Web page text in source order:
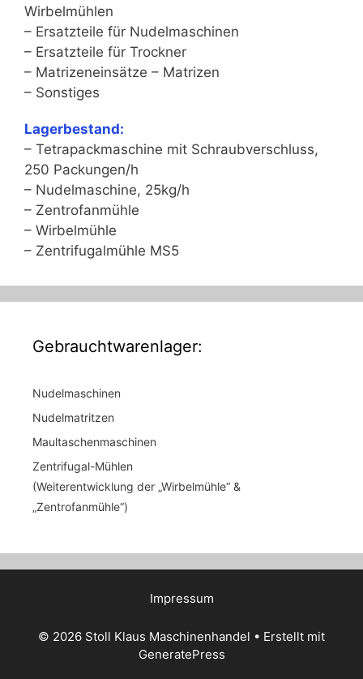
Wirbelmühlen
– Ersatzteile für Nudelmaschinen
– Ersatzteile für Trockner
– Matrizeneinsätze – Matrizen
– Sonstiges
Lagerbestand:
– Tetrapackmaschine mit Schraubverschluss,
250 Packungen/h
– Nudelmaschine, 25kg/h
– Zentrofanmühle
– Wirbelmühle
– Zentrifugalmühle MS5
Gebrauchtwarenlager:
Nudelmaschinen
Nudelmatritzen
Maultaschenmaschinen
Zentrifugal-Mühlen
(Weiterentwicklung der „Wirbelmühle“ &
„Zentrofanmühle“)
Impressum
© 2026 Stoll Klaus Maschinenhandel • Erstellt mit
GeneratePress